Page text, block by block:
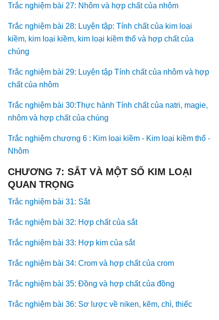
Trắc nghiệm bài 27: Nhôm và hợp chất của nhôm
Trắc nghiệm bài 28: Luyện tập: Tính chất của kim loại
kiềm, kim loại kiềm, kim loại kiềm thổ và hợp chất của
chúng
Trắc nghiệm bài 29: Luyện tập Tính chất của nhôm và hợp
chất của nhôm
Trắc nghiệm bài 30:Thực hành Tính chất của natri, magie,
nhôm và hợp chất của chúng
Trắc nghiệm chương 6 : Kim loại kiềm - Kim loại kiềm thổ -
Nhôm
CHƯƠNG 7: SẮT VÀ MỘT SỐ KIM LOẠI
QUAN TRỌNG
Trắc nghiệm bài 31: Sắt
Trắc nghiệm bài 32: Hợp chất của sắt
Trắc nghiệm bài 33: Hợp kim của sắt
Trắc nghiệm bài 34: Crom và hợp chất của crom
Trắc nghiệm bài 35: Đồng và hợp chất của đồng
Trắc nghiệm bài 36: Sơ lược về niken, kẽm, chì, thiếc